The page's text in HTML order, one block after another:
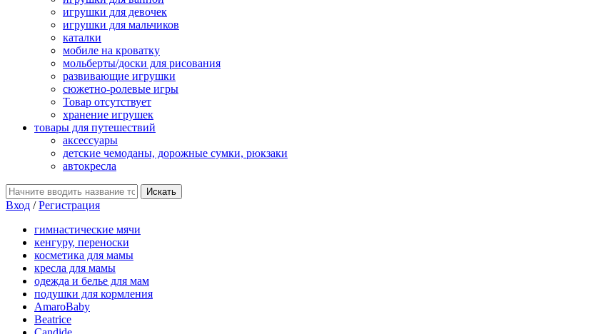
игрушки для девочек
игрушки для мальчиков
каталки
мобиле на кроватку
мольберты/доски для рисования
развивающие игрушки
сюжетно-ролевые игры
Товар отсутствует
хранение игрушек
товары для путешествий
аксессуары
детские чемоданы, дорожные сумки, рюкзаки
автокресла
Вход /Регистрация
гимнастические мячи
кенгуру, переноски
косметика для мамы
кресла для мамы
одежда и белье для мам
подушки для кормления
AmaroBaby
Beatrice